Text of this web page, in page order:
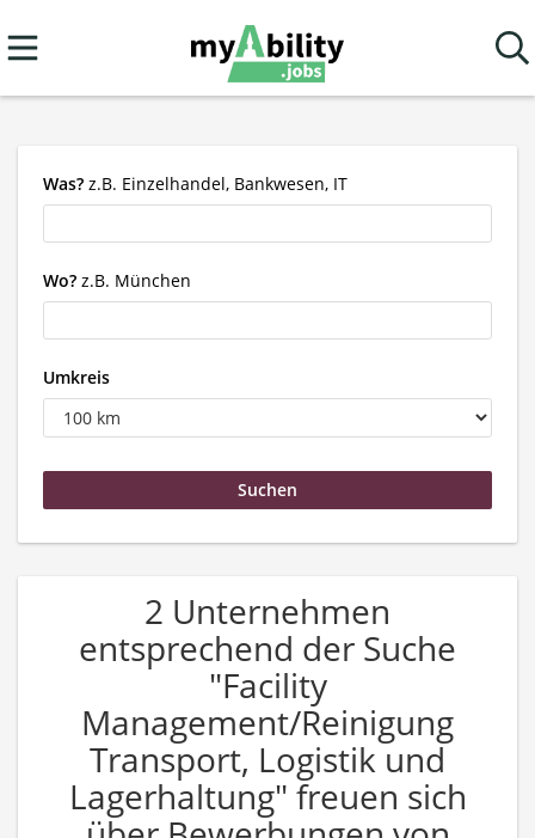
Was? z.B. Einzelhandel, Bankwesen, IT
Wo? z.B. München
Umkreis
2 Unternehmen
entsprechend der Suche
"Facility
Management/Reinigung
Transport, Logistik und
Lagerhaltung" freuen sich